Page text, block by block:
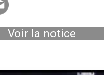
Voir la notice